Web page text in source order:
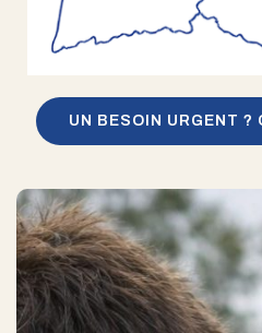
UN BESOIN URGENT ?